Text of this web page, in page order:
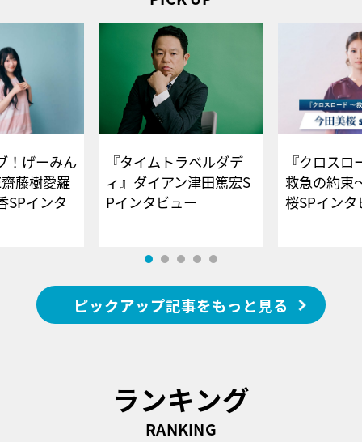
！げーみん
藤樹愛羅
SPインタ
『タイムトラベルダデ
ィ』ダイアン津田篤宏S
Pインタビュー
『クロス
救急の約束
桜SPイ
ピックアップ記事をもっと見る
ランキング
RANKING